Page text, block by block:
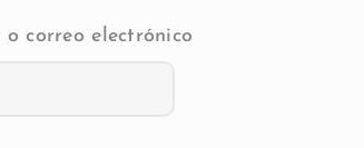
correo electrónico